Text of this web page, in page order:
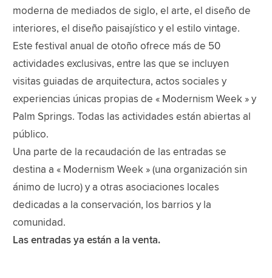
moderna de mediados de siglo, el arte, el diseño de
interiores, el diseño paisajístico y el estilo vintage.
Este festival anual de otoño ofrece más de 50
actividades exclusivas, entre las que se incluyen
visitas guiadas de arquitectura, actos sociales y
experiencias únicas propias de « Modernism Week » y
Palm Springs. Todas las actividades están abiertas al
público.
Una parte de la recaudación de las entradas se
destina a « Modernism Week » (una organización sin
ánimo de lucro) y a otras asociaciones locales
dedicadas a la conservación, los barrios y la
comunidad.
Las entradas ya están a la venta.